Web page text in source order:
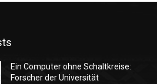
Ein Computer ohne Schaltkreise:
Forscher der Universität